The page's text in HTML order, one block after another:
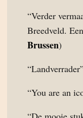
“Verder
Breedveld.
Brussen)
“You are an